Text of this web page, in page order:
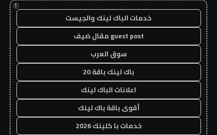
!
خدمات الباك لينك والجيست
guest post مقال ضيف
سوق العرب
باك لينك باقة 20
اعلانات الباك لينك
أقوى باقة باك لينك
خدمات با كلينك 2026